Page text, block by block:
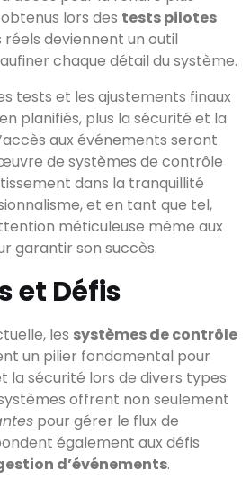
lors des tests pilotes
deviennent un outil
chaque détail du système.
tests et les ajustements finaux
planifiés, plus la sécurité et la
aux événements seront
de systèmes de contrôle
dans la tranquillité
et en tant que tel,
méticuleuse même aux
garantir son succès.
et Défis
les systèmes de contrôle
un pilier fondamental pour
la sécurité lors de divers types
offrent non seulement
pour gérer le flux de
également aux défis
d’événements.